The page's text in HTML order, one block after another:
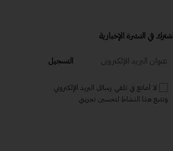
اشترك في النشرة الإخبارية
التسجيل
لا أمانع في تلقي رسائل البريد الإلكتروني
وتتبع هذا النشاط لتحسين تجربتي.